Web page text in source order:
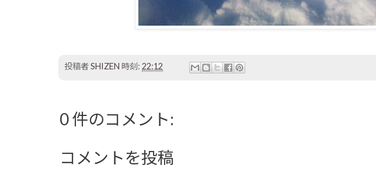
投稿者SHIZEN 時刻: 22:12
0 件のコメント:
コメントを投稿